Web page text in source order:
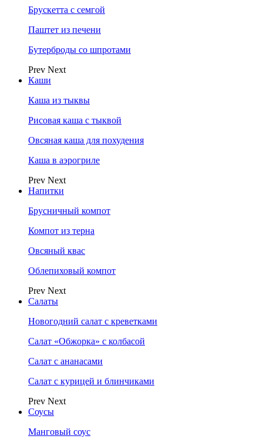
Брускетта с семгой
Паштет из печени
Бутерброды со шпротами
Prev Next
Каши
Каша из тыквы
Рисовая каша с тыквой
Овсяная каша для похудения
Каша в аэрогриле
Prev Next
Напитки
Брусничный компот
Компот из терна
Овсяный квас
Облепиховый компот
Prev Next
Салаты
Новогодний салат с креветками
Салат «Обжорка» с колбасой
Салат с ананасами
Салат с курицей и блинчиками
Prev Next
Соусы
Манговый соус